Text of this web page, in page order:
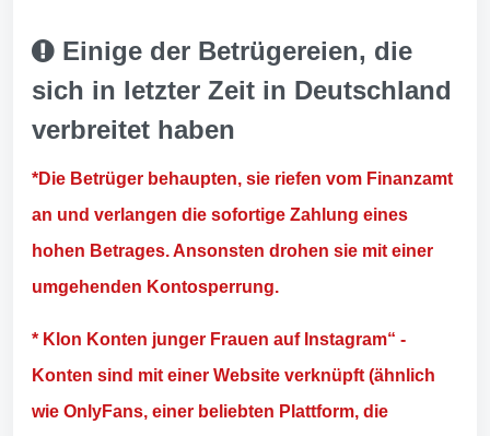
Einige der Betrügereien, die
sich in letzter Zeit in Deutschland
verbreitet haben
*Die Betrüger behaupten, sie riefen vom Finanzamt
an und verlangen die sofortige Zahlung eines
hohen Betrages. Ansonsten drohen sie mit einer
umgehenden Kontosperrung.
* Klon Konten junger Frauen auf Instagram“ -
Konten sind mit einer Website verknüpft (ähnlich
wie OnlyFans, einer beliebten Plattform, die